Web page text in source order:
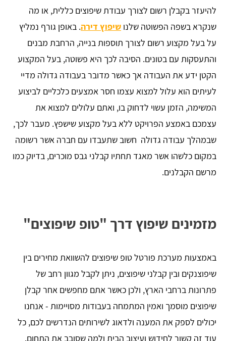
להיעזר בקבלן רשום לצורך עבודת שיפוצים כללית, או מה
שנקרא בשפה הפשוטה שלנו שיפוץ דירה. באופן גורף נמליץ
על בעל מקצוע רשום לצורך תוספות בנייה, הרחבת מבנים
והתעסקות עם בטונים. הסיבה לכך היא פשוטה, בעל המקצוע
הקטן ידע את העבודה אך כאשר מדובר בעבודה גדולה מדיי
לעיתים הוא עלול למצוא עצמו חסר אמצעים כלכליים לביצוע
המשימה, הזמן עשוי לדחוק בו, ואתם עלולים למצוא את
עצמכם באמצע הפרויקט ללא בעל מקצוע שישפץ. מעבר לכך,
שבמהלך עבודה גדולה חשוב שתעבדו עם חברה אשר רשומה
במקום כלשהו אשר מאגד תחתיו קבלני גבס מוכרים, בדיוק כמו
מרשם הקבלנים.
מזמינים שיפוץ דרך "טופ שיפוצים"
באמצעות מערכת פורטל טופ שיפוצים להשוואת מחירים בין
שיפוצנקים ובין קבלני שיפוצים, ניתן לקבל מגוון רחב של
פתרונות ברחבי הארץ, ולכן כאשר אתם מחפשים אחר קבלן
שיפוצים מוסמך ואמין המתמחה בעבודות מסויימות - אנחנו
יכולים לספק את המענה ולדאוג לשירותים הנדרשים לכם, כל
עוד זה קשור לחידוש ועיצוב הבית ולמה שסובב את התחום.